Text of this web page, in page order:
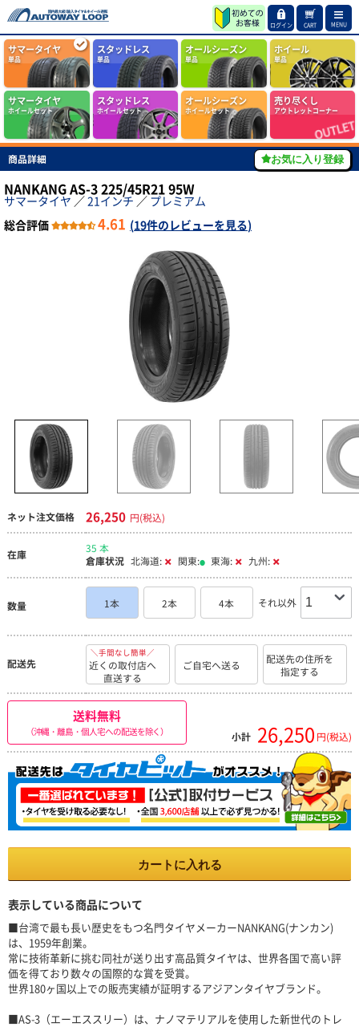
ログイン CART MENU
サマータイヤ
単品
スタッドレス
単品
オールシーズン
単品
ホイール
単品
サマータイヤ
ホイールセット
スタッドレス
ホイールセット
オールシーズン
ホイールセット
売り尽くし
アウトレットコーナー
商品詳細 お気に入り登録
NANKANG AS-3 225/45R21 95W
サマータイヤ ／21インチ ／ プレミアム
総合評価
4.61 (19件のレビューを見る)
ネット注文価格 26,250 円(税込)
在庫
35 本
倉庫状況 北海道: 関東: 東海: 九州:
数量 1本 2本 4本 それ以外
配送先
＼手間なし簡単／
近くの取付店へ
直送する
ご自宅へ送る
配送先の住所を
指定する
送料無料
（沖縄・離島・個人宅への配送を除く） 小計 26,250 円(税込)
カートに入れる
表示している商品について
■台湾で最も長い歴史をもつ名門タイヤメーカーNANKANG(ナンカン)
は、1959年創業。
常に技術革新に挑む同社が送り出す高品質タイヤは、世界各国で高い評
価を得ており数々の国際的な賞を受賞。
世界180ヶ国以上での販売実績が証明するアジアンタイヤブランド。
■AS-3（エーエススリー）は、ナノマテリアルを使用した新世代のトレ